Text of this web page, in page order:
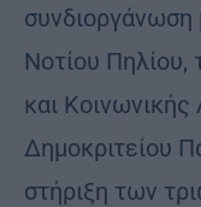
Νοτίου Πηλίου,
και
Δημοκριτείου
στήριξη των